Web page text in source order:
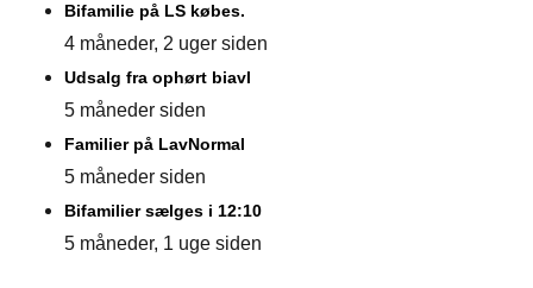
Bifamilie på LS købes.
4 måneder, 2 uger siden
Udsalg fra ophørt biavl
5 måneder siden
Familier på LavNormal
5 måneder siden
Bifamilier sælges i 12:10
5 måneder, 1 uge siden